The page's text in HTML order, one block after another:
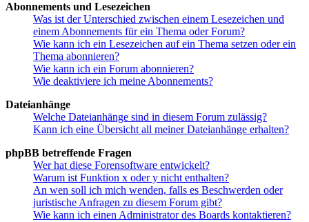
Abonnements und Lesezeichen
Was ist der Unterschied zwischen einem Lesezeichen und
einem Abonnements für ein Thema oder Forum?
Wie kann ich ein Lesezeichen auf ein Thema setzen oder ein
Thema abonnieren?
Wie kann ich ein Forum abonnieren?
Wie deaktiviere ich meine Abonnements?
Dateianhänge
Welche Dateianhänge sind in diesem Forum zulässig?
Kann ich eine Übersicht all meiner Dateianhänge erhalten?
phpBB betreffende Fragen
Wer hat diese Forensoftware entwickelt?
Warum ist Funktion x oder y nicht enthalten?
An wen soll ich mich wenden, falls es Beschwerden oder
juristische Anfragen zu diesem Forum gibt?
Wie kann ich einen Administrator des Boards kontaktieren?